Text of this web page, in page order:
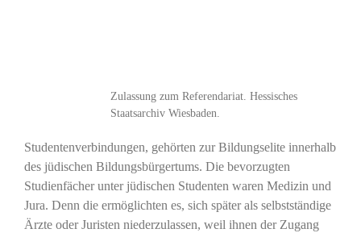
Zulassung zum Referendariat. Hessisches
Staatsarchiv Wiesbaden.
Studentenverbindungen, gehörten zur Bildungselite innerhalb
des jüdischen Bildungsbürgertums. Die bevorzugten
Studienfächer unter jüdischen Studenten waren Medizin und
Jura. Denn die ermöglichten es, sich später als selbstständige
Ärzte oder Juristen niederzulassen, weil ihnen der Zugang